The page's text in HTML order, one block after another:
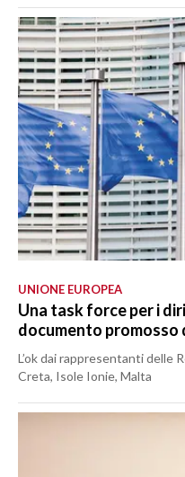
UNIONE EUROPEA
Una task force per i
documento promosso
L’ok dai rappresentanti delle
Creta, Isole Ionie, Malta